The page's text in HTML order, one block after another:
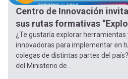
Centro de Innovación
sus rutas formativas
¿Te gustaría explorar herramientas
innovadoras para implementar en
colegas de distintas partes del
del Ministerio de...